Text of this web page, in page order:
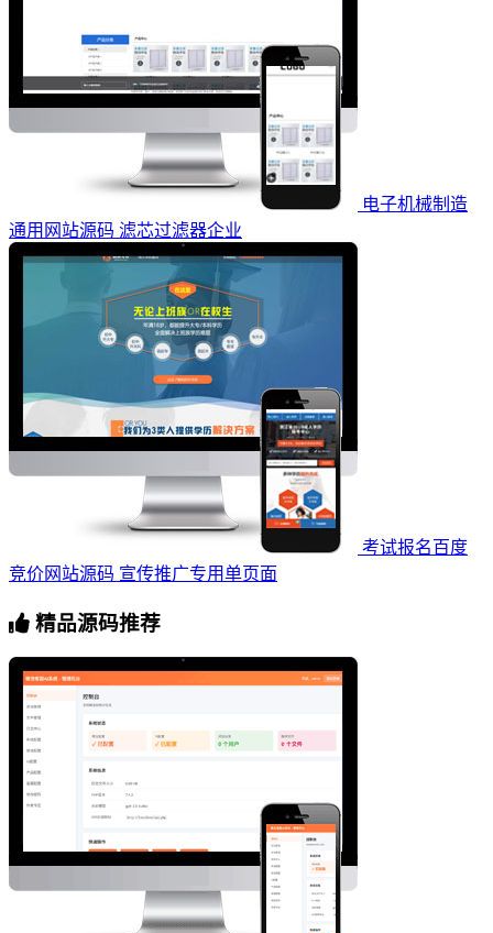
电子机械制造
通用网站源码 滤芯过滤器企业
考试报名百度
竞价网站源码 宣传推广专用单页面
精品源码推荐